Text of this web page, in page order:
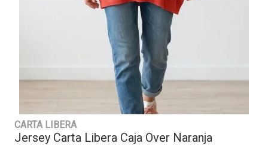
CARTA LIBERA
Jersey Carta Libera Caja Over Naranja